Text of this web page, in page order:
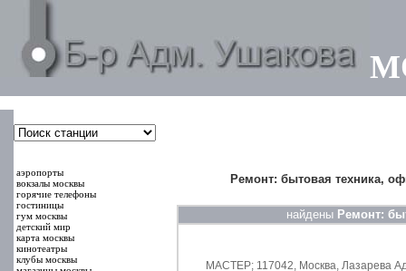
аэропорты
вокзалы москвы
горячие телефоны
гостиницы
гум москвы
детский мир
карта москвы
кинотеатры
клубы москвы
Ремонт: бытовая техника,
найдены Ремонт:
МАСТЕР; 117042, Москва, Лазарева